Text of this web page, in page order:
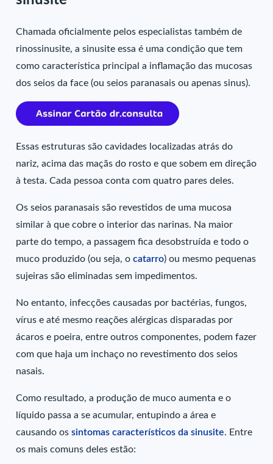
Chamada oficialmente pelos especialistas também de
rinossinusite, a sinusite essa é uma condição que tem
como característica principal a inflamação das mucosas
dos seios da face (ou seios paranasais ou apenas sinus).
Essas estruturas são cavidades localizadas atrás do
nariz, acima das maçãs do rosto e que sobem em direção
à testa. Cada pessoa conta com quatro pares deles.
Os seios paranasais são revestidos de uma mucosa
similar à que cobre o interior das narinas. Na maior
parte do tempo, a passagem fica desobstruída e todo o
muco produzido (ou seja, ocatarro) ou mesmo pequenas
sujeiras são eliminadas sem impedimentos.
No entanto, infecções causadas por bactérias, fungos,
vírus e até mesmo reações alérgicas disparadas por
ácaros e poeira, entre outros componentes, podem fazer
com que haja um inchaço no revestimento dos seios
nasais.
Como resultado, a produção de muco aumenta e o
líquido passa a se acumular, entupindo a área e
causando ossintomas característicos da sinusite. Entre
os mais comuns deles estão: